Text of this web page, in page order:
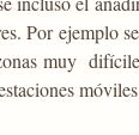
Por
muy